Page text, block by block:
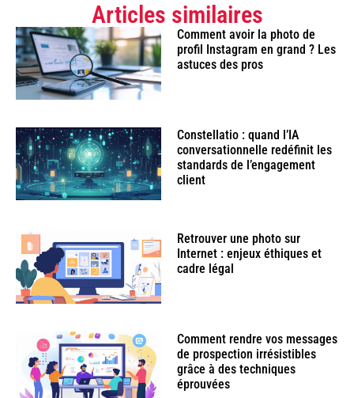
Articles similaires
Comment avoir la photo de
profil Instagram en grand ? Les
astuces des pros
Constellatio : quand l’IA
conversationnelle redéfinit les
standards de l’engagement
client
Retrouver une photo sur
Internet : enjeux éthiques et
cadre légal
Comment rendre vos messages
de prospection irrésistibles
grâce à des techniques
éprouvées